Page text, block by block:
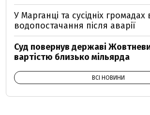
У Марганці та сусідніх
водопостачання після аварії
Суд повернув державі
вартістю близько мільярда
ВСІ НОВИНИ